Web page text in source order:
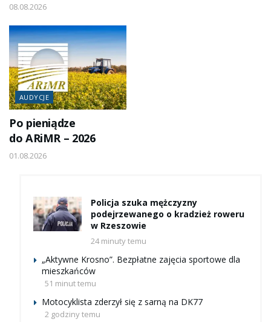
08.08.2026
AUDYCJE
Po pieniądze
do ARiMR – 2026
01.08.2026
Policja szuka mężczyzny
podejrzewanego o kradzież roweru
w Rzeszowie
24 minuty temu
„Aktywne Krosno”. Bezpłatne zajęcia sportowe dla
mieszkańców
51 minut temu
Motocyklista zderzył się z sarną na DK77
2 godziny temu